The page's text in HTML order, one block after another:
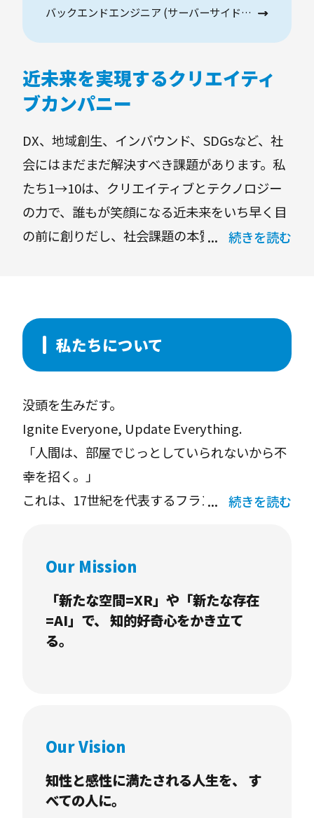
バックエンドエンジニア (サーバーサイドエンジニア)
近未来を実現するクリエイティ
ブカンパニー
DX、地域創生、インバウンド、SDGsなど、社
会にはまだまだ解決すべき課題があります。私
たち1→10は、クリエイティブとテクノロジー
の力で、誰もが笑顔になる近未来をいち早く目
の前に創りだし、社会課題の本質を浮き彫りに
続可能な企業や社会の成り立ちに貢献してまい
ります。
続きを読む
私たちについて
没頭を生みだす。
Ignite Everyone, Update Everything.
「⼈間は、部屋でじっとしていられないから不
幸を招く。」
これは、17世紀を代表するフランスの哲学者、
い。という、誰にでも⼼当たりがある「暇では
ないけど、退屈な状態」。この没頭することが
できない「退屈」な状態は、古来からつづく⼈
間の永遠の課題です。
て、⼈⽣を豊かにする熱中を⽣みだせるか。私
て、⼈々の⼼に⽕をつけます。「没頭」は、新
たな気づきを⽣み、あらゆる興味へとつなが
続きを読む
Our Mission
「新たな空間=XR」や「新たな存在
=AI」で、 知的好奇⼼をかき⽴て
る。
Our Vision
知性と感性に満たされる人生を、 す
べての人に。